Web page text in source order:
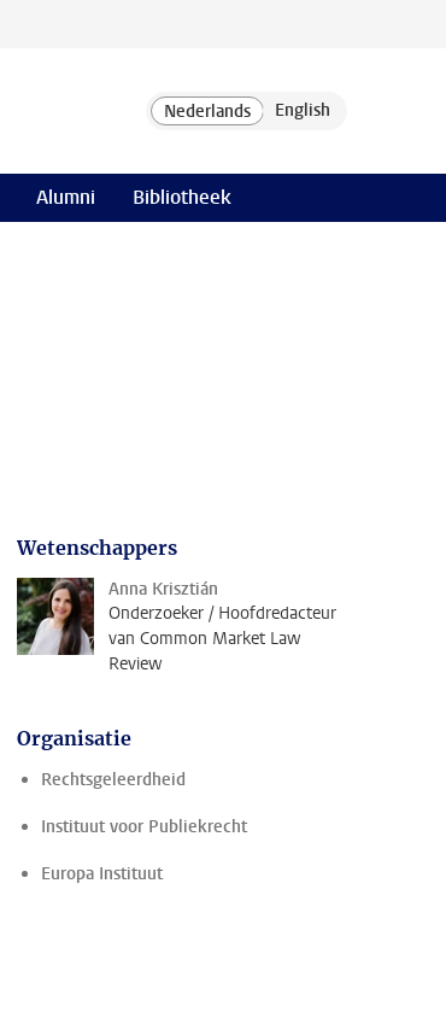
Alumni Bibliotheek
Wetenschappers
Anna Krisztián
Onderzoeker / Hoofdredacteur
van Common Market Law
Review
Organisatie
Rechtsgeleerdheid
Instituut voor Publiekrecht
Europa Instituut